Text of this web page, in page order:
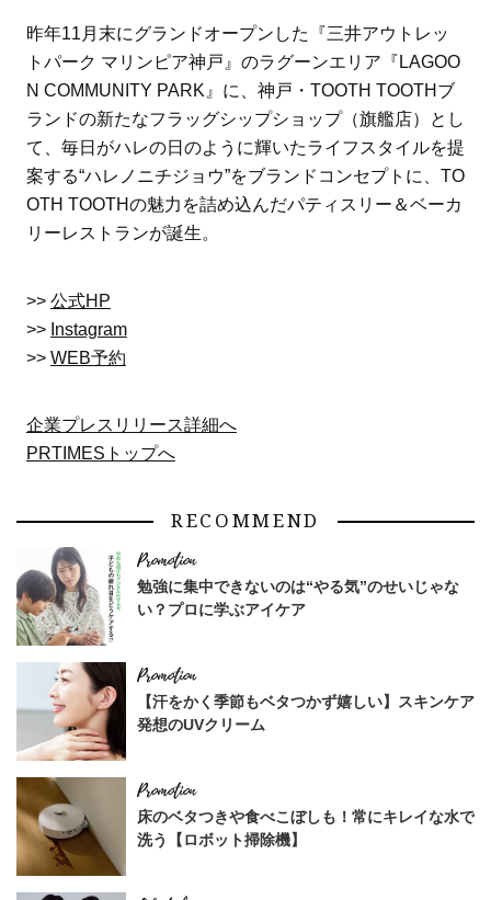
昨年11月末にグランドオープンした『三井アウトレッ
トパーク マリンピア神戸』のラグーンエリア『LAGOO
N COMMUNITY PARK』に、神戸・TOOTH TOOTHブ
ランドの新たなフラッグシップショップ（旗艦店）とし
て、毎日がハレの日のように輝いたライフスタイルを提
案する“ハレノニチジョウ”をブランドコンセプトに、TO
OTH TOOTHの魅力を詰め込んだパティスリー＆ベーカ
リーレストランが誕生。
>> 公式HP
>> Instagram
>> WEB予約
企業プレスリリース詳細へ
PRTIMESトップへ
RECOMMEND
勉強に集中できないのは“やる気”のせいじゃな
い？プロに学ぶアイケア
【汗をかく季節もベタつかず嬉しい】スキンケア
発想のUVクリーム
床のベタつきや食べこぼしも！常にキレイな水で
洗う【ロボット掃除機】